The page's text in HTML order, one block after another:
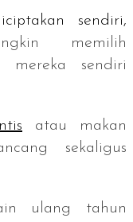
sendiri,
memilih
mereka sendiri
atau makan
sekaligus
ulang tahun